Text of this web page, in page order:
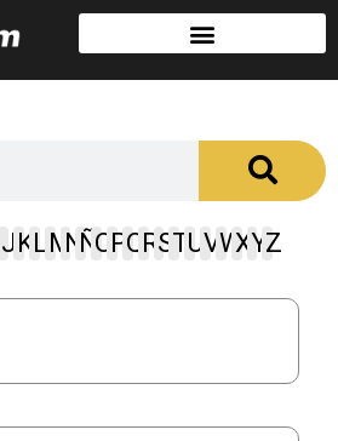
J K L MNÑOPQ RSTUVWXYZ